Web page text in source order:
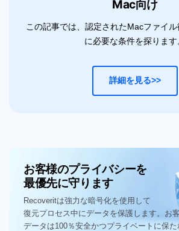
Mac向け
この記事では、認定されたMacファイ
に必要な条件を探ります
詳細を見る>>
お客様のプライバシーを
最優先に守ります
Recoveritは強力な暗号化を使用して
復元プロセス中にデータを保護します。お
データは100％安全かつプライベートに保